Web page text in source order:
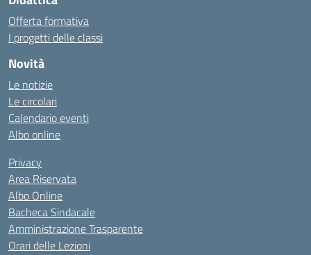
Offerta formativa
I progetti delle classi
Novità
Le notizie
Le circolari
Calendario eventi
Albo online
Privacy
Area Riservata
Albo Online
Bacheca Sindacale
Amministrazione Trasparente
Orari delle Lezioni